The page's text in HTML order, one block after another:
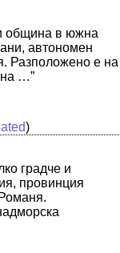
община в южна
автономен
Разположено е на
…”
)
градче и
провинция